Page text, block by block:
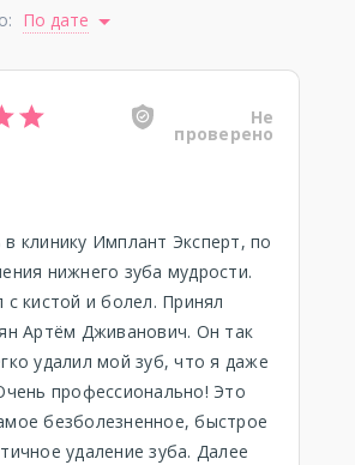
По дате
Не
проверено
клинику Имплант Эксперт, по
нижнего зуба мудрости.
кистой и болел. Принял
Артём Дживанович. Он так
удалил мой зуб, что я даже
профессионально! Это
безболезненное, быстрое
удаление зуба. Далее